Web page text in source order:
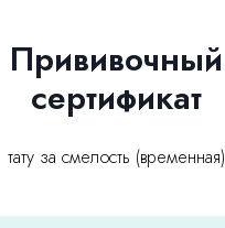
Прививочный
сертификат
тату за смелость (временная)